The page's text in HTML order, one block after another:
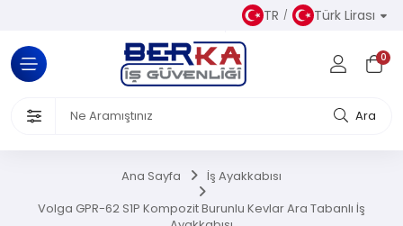
TR Türk Lirası
0
Ara
Kıyafetler
Ürünleri
Ana Sayfa İş Ayakkabısı
Volga GPR-62 S1P Kompozit Burunlu Kevlar Ara Tabanlı İş